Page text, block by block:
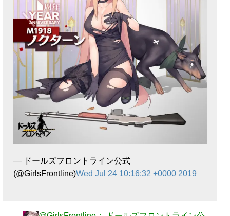
— ドールズフロントライン公式
(@GirlsFrontline)Wed Jul 24 10:16:32 +0000 2019